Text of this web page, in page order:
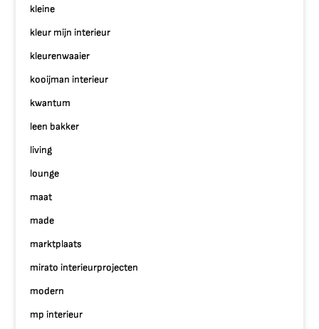
kleine
kleur mijn interieur
kleurenwaaier
kooijman interieur
kwantum
leen bakker
living
lounge
maat
made
marktplaats
mirato interieurprojecten
modern
mp interieur